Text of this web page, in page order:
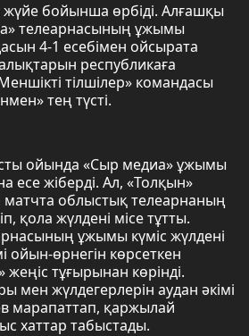
бойынша өрбіді. Алғашқы
телеарнасының ұжымы
4-1 есебімен ойсырата
республикаға
тілшілер» командасы
тең түсті.
ойында «Сыр медиа» ұжымы
есе жіберді. Ал, «Толқын»
облыстық телеарнаның
қола жүлдені місе тұтты.
ұжымы күміс жүлдені
ойын-өрнегін көрсеткен
жеңіс тұғырынан көрінді.
мен жүлдегерлерін аудан әкімі
марапаттап, қаржылай
хаттар табыстады.